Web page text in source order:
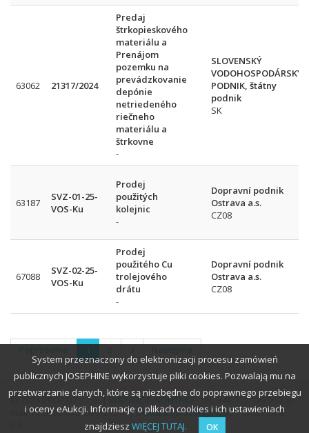
63062 21317/2024
Predaj
štrkopieskového
materiálu a
Prenájom
pozemku na
prevádzkovanie
depónie
netriedeného
riečneho
materiálu a
štrkovne
-
SLOVENSKÝ
VODOHOSPODÁRSKY
PODNIK, štátny
podnik
SK
63187
SVZ-01-25-
VOS-Ku
Prodej
použitých
kolejnic
-
Dopravní podnik
Ostrava a.s.
CZ08
67088
SVZ-02-25-
VOS-Ku
Prodej
použitého Cu
trolejového
drátu
-
Dopravní podnik
Ostrava a.s.
CZ08
© 2026 PROEBIZ s.r.o. |WSPARCIE/KONTAKT- tel.: +48 222 139 900, e-
mail: houston@proebiz.com | Deklaracja dostępności| JOSEPHINE
System przeznaczony do elektronizacji procesu zamówień
publicznych JOSEPHINE wykorzystuje pliki cookies. Pozwalają mu na
przetwarzanie danych, które są niezbędne do poprawnego przebiegu
i oceny eAukcji. Informacje o plikach cookies i ich ustawieniach
znajdziesz WIĘCEJ TUTAJ. OK